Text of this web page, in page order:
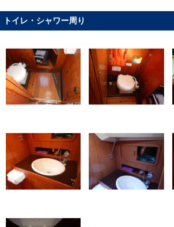
トイレ・シャワー周り